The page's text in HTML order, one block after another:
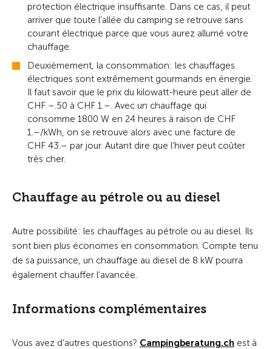
protection électrique insuffisante. Dans ce cas, il peut
arriver que toute l’allée du camping se retrouve sans
courant électrique parce que vous aurez allumé votre
chauffage.
Deuxièmement, la consommation: les chauffages
électriques sont extrêmement gourmands en énergie.
Il faut savoir que le prix du kilowatt-heure peut aller de
CHF –.50 à CHF 1.–. Avec un chauffage qui
consomme 1800 W en 24 heures à raison de CHF
1.–/kWh, on se retrouve alors avec une facture de
CHF 43.– par jour. Autant dire que l’hiver peut coûter
très cher.
Chauffage au pétrole ou au diesel
Autre possibilité: les chauffages au pétrole ou au diesel. Ils
sont bien plus économes en consommation. Compte tenu
de sa puissance, un chauffage au diesel de 8 kW pourra
également chauffer l’avancée.
Informations complémentaires
Vous avez d’autres questions? Campingberatung.ch est à